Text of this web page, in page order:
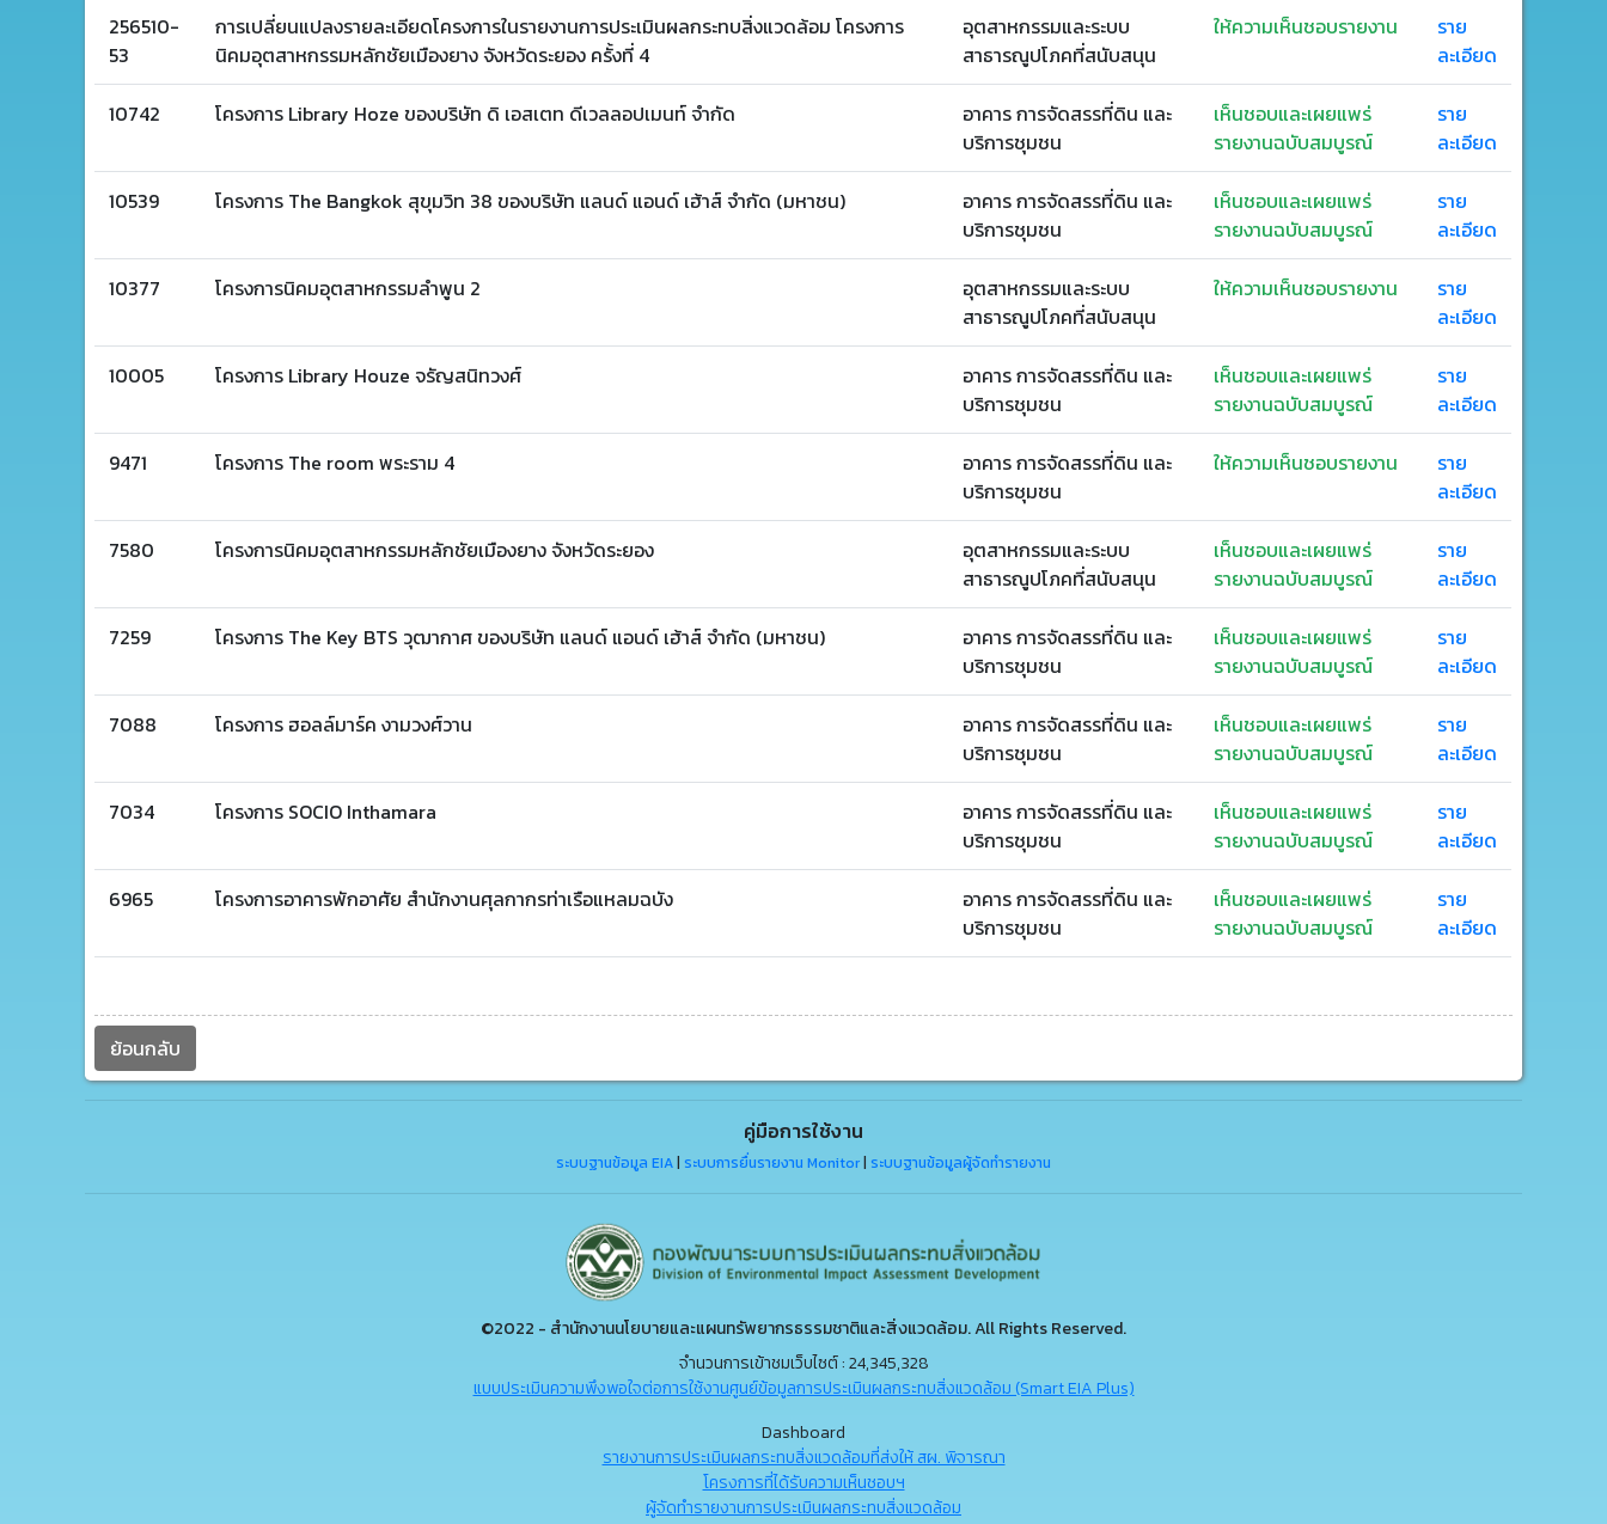
256510-
53
การเปลี่ยนแปลงรายละเอียดโครงการในรายงานการประเมินผลกระทบสิ่งแวดล้อม โครงการ
นิคมอุตสาหกรรมหลักชัยเมืองยาง จังหวัดระยอง ครั้งที่ 4
อุตสาหกรรมและระบบ
สาธารณูปโภคที่สนับสนุน
ให้ความเห็นชอบรายงาน
ราย
ละเอียด
10742 โครงการ Library Hoze ของบริษัท ดิ เอสเตท ดีเวลลอปเมนท์ จำกัด
อาคาร การจัดสรรที่ดิน และ
บริการชุมชน
เห็นชอบและเผยแพร่
รายงานฉบับสมบูรณ์
ราย
ละเอียด
10539 โครงการ The Bangkok สุขุมวิท 38 ของบริษัท แลนด์ แอนด์ เฮ้าส์ จำกัด (มหาชน)
อาคาร การจัดสรรที่ดิน และ
บริการชุมชน
เห็นชอบและเผยแพร่
รายงานฉบับสมบูรณ์
ราย
ละเอียด
10377 โครงการนิคมอุตสาหกรรมลำพูน 2
อุตสาหกรรมและระบบ
สาธารณูปโภคที่สนับสนุน
ให้ความเห็นชอบรายงาน
ราย
ละเอียด
10005 โครงการ Library Houze จรัญสนิทวงศ์
อาคาร การจัดสรรที่ดิน และ
บริการชุมชน
เห็นชอบและเผยแพร่
รายงานฉบับสมบูรณ์
ราย
ละเอียด
9471 โครงการ The room พระราม 4
อาคาร การจัดสรรที่ดิน และ
บริการชุมชน
ให้ความเห็นชอบรายงาน
ราย
ละเอียด
7580 โครงการนิคมอุตสาหกรรมหลักชัยเมืองยาง จังหวัดระยอง
อุตสาหกรรมและระบบ
สาธารณูปโภคที่สนับสนุน
เห็นชอบและเผยแพร่
รายงานฉบับสมบูรณ์
ราย
ละเอียด
7259 โครงการ The Key BTS วุฒากาศ ของบริษัท แลนด์ แอนด์ เฮ้าส์ จำกัด (มหาชน)
อาคาร การจัดสรรที่ดิน และ
บริการชุมชน
เห็นชอบและเผยแพร่
รายงานฉบับสมบูรณ์
ราย
ละเอียด
7088 โครงการ ฮอลล์มาร์ค งามวงศ์วาน
อาคาร การจัดสรรที่ดิน และ
บริการชุมชน
เห็นชอบและเผยแพร่
รายงานฉบับสมบูรณ์
ราย
ละเอียด
7034 โครงการ SOCIO Inthamara
อาคาร การจัดสรรที่ดิน และ
บริการชุมชน
เห็นชอบและเผยแพร่
รายงานฉบับสมบูรณ์
ราย
ละเอียด
6965 โครงการอาคารพักอาศัย สำนักงานศุลกากรท่าเรือแหลมฉบัง
อาคาร การจัดสรรที่ดิน และ
บริการชุมชน
เห็นชอบและเผยแพร่
รายงานฉบับสมบูรณ์
ราย
ละเอียด
ย้อนกลับ
คู่มือการใช้งาน
ระบบฐานข้อมูล EIA ระบบการยื่นรายงาน Monitor ระบบฐานข้อมูลผู้จัดทำรายงาน
©2022 - สำนักงานนโยบายและแผนทรัพยากรธรรมชาติและสิ่งแวดล้อม. All Rights Reserved.
จำนวนการเข้าชมเว็บไซต์ : 24,345,328
แบบประเมินความพึงพอใจต่อการใช้งานศูนย์ข้อมูลการประเมินผลกระทบสิ่งแวดล้อม (Smart EIA Plus)
Dashboard
รายงานการประเมินผลกระทบสิ่งแวดล้อมที่ส่งให้ สผ. พิจารณา
โครงการที่ได้รับความเห็นชอบฯ
ผู้จัดทำรายงานการประเมินผลกระทบสิ่งแวดล้อม